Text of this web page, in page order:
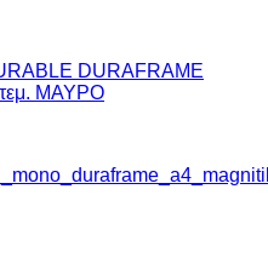
DURAFRAME
ΜΑΥΡΟ